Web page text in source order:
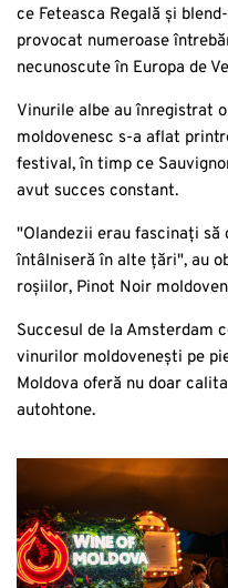
ce Feteasca Regală și
provocat numeroase
necunoscute în Europa de
Vinurile albe au înregistrat
moldovenesc s-a aflat
festival, în timp ce
avut succes constant.
"Olandezii erau fascinați să
întâlniseră în alte țări", au
roșiilor, Pinot Noir
Succesul de la Amsterdam
vinurilor moldovenești pe
Moldova oferă nu doar
autohtone.